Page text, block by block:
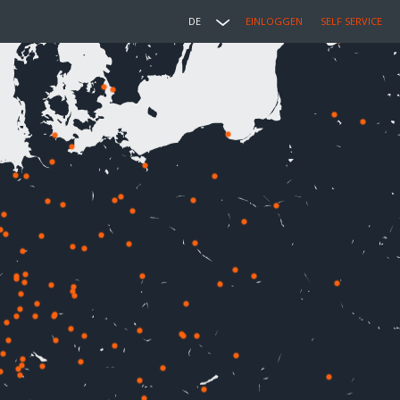
DE EINLOGGEN SELF SERVICE